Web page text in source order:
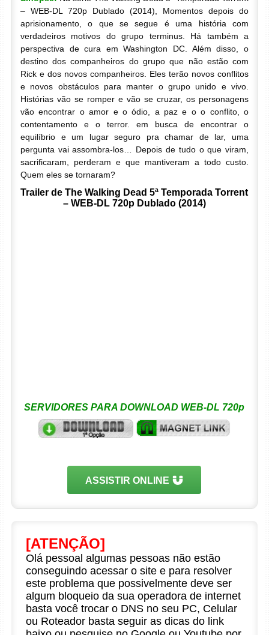
– WEB-DL 720p Dublado (2014), Momentos depois do
aprisionamento, o que se segue é uma história com
verdadeiros motivos do grupo terminus. Há também a
perspectiva de cura em Washington DC. Além disso, o
destino dos companheiros do grupo que não estão com
Rick e dos novos companheiros. Eles terão novos conflitos
e novos obstáculos para manter o grupo unido e vivo.
Histórias vão se romper e vão se cruzar, os personagens
vão encontrar o amor e o ódio, a paz e o o conflito, o
contentamento e o terror. em busca de encontrar o
equilíbrio e um lugar seguro pra chamar de lar, uma
pergunta vai assombra-los… Depois de tudo o que viram,
sacrificaram, perderam e que mantiveram a todo custo.
Quem eles se tornaram?
Trailer de The Walking Dead 5ª Temporada Torrent
– WEB-DL 720p Dublado (2014)
SERVIDORES PARA DOWNLOAD WEB-DL 720p
ASSISTIR ONLINE
[ATENÇÃO]
Olá pessoal algumas pessoas não estão
conseguindo acessar o site e para resolver
este problema que possivelmente deve ser
algum bloqueio da sua operadora de internet
basta você trocar o DNS no seu PC, Celular
ou Roteador basta seguir as dicas do link